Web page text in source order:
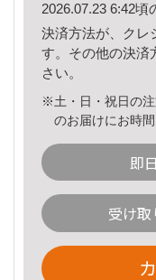
2026.07.23 6:42頃
決済方法が、クレ
す。その他の決済
さい。
※土・日・祝日の
のお届けにお時
即
受け